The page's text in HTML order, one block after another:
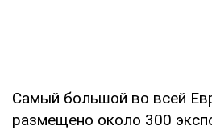
Самый большой во всей
размещено около 300